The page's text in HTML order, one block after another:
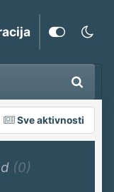
Sve aktivnosti
(0)